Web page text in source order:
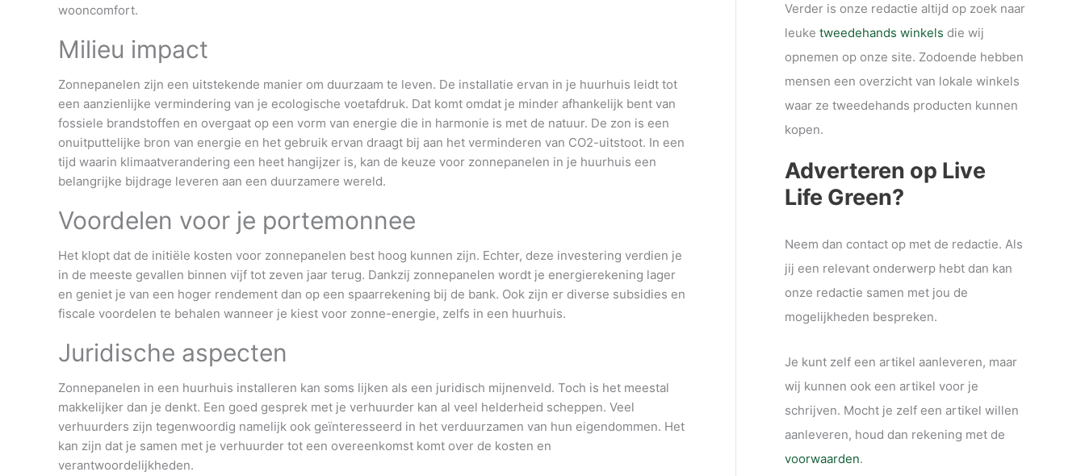
wooncomfort.
Milieu impact
Zonnepanelen zijn een uitstekende manier om duurzaam te leven. De installatie ervan in je huurhuis leidt tot
een aanzienlijke vermindering van je ecologische voetafdruk. Dat komt omdat je minder afhankelijk bent van
fossiele brandstoffen en overgaat op een vorm van energie die in harmonie is met de natuur. De zon is een
onuitputtelijke bron van energie en het gebruik ervan draagt bij aan het verminderen van CO2-uitstoot. In een
tijd waarin klimaatverandering een heet hangijzer is, kan de keuze voor zonnepanelen in je huurhuis een
belangrijke bijdrage leveren aan een duurzamere wereld.
Voordelen voor je portemonnee
Het klopt dat de initiële kosten voor zonnepanelen best hoog kunnen zijn. Echter, deze investering verdien je
in de meeste gevallen binnen vijf tot zeven jaar terug. Dankzij zonnepanelen wordt je energierekening lager
en geniet je van een hoger rendement dan op een spaarrekening bij de bank. Ook zijn er diverse subsidies en
fiscale voordelen te behalen wanneer je kiest voor zonne-energie, zelfs in een huurhuis.
Juridische aspecten
Zonnepanelen in een huurhuis installeren kan soms lijken als een juridisch mijnenveld. Toch is het meestal
makkelijker dan je denkt. Een goed gesprek met je verhuurder kan al veel helderheid scheppen. Veel
verhuurders zijn tegenwoordig namelijk ook geïnteresseerd in het verduurzamen van hun eigendommen. Het
kan zijn dat je samen met je verhuurder tot een overeenkomst komt over de kosten en
verantwoordelijkheden.
Verder is onze redactie altijd op zoek naar
leuke tweedehands winkels die wij
opnemen op onze site. Zodoende hebben
mensen een overzicht van lokale winkels
waar ze tweedehands producten kunnen
kopen.
Adverteren op Live
Life Green?
Neem dan contact op met de redactie. Als
jij een relevant onderwerp hebt dan kan
onze redactie samen met jou de
mogelijkheden bespreken.
Je kunt zelf een artikel aanleveren, maar
wij kunnen ook een artikel voor je
schrijven. Mocht je zelf een artikel willen
aanleveren, houd dan rekening met de
voorwaarden.